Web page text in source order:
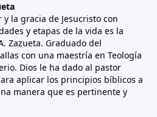
la gracia de Jesucristo con
y etapas de la vida es la
Zazueta. Graduado del
con una maestría en Teología
Dios le ha dado al pastor
aplicar los principios bíblicos a
manera que es pertinente y